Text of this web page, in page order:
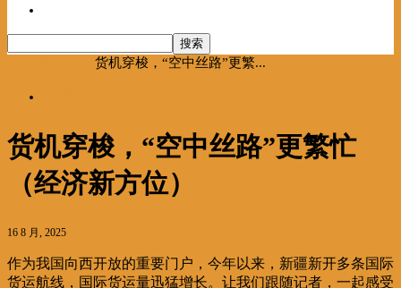
货机穿梭，“空中丝路”更繁...
货机穿梭，“空中丝路”更繁忙
（经济新方位）
16 8 月, 2025
作为我国向西开放的重要门户，今年以来，新疆新开多条国际
货运航线，国际货运量迅猛增长。让我们跟随记者，一起感受